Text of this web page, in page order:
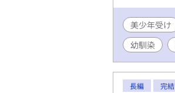
美少年受け
幼馴染
長編 完結